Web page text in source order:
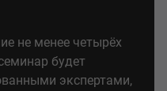
не менее четырёх
будет
экспертами,